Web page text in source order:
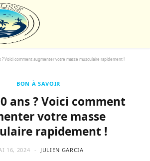
? Voici comment augmenter votre masse musculaire rapidement !
BON À SAVOIR
ans ? Voici comment
votre masse
rapidement !
16, 2024 JULIEN GARCIA